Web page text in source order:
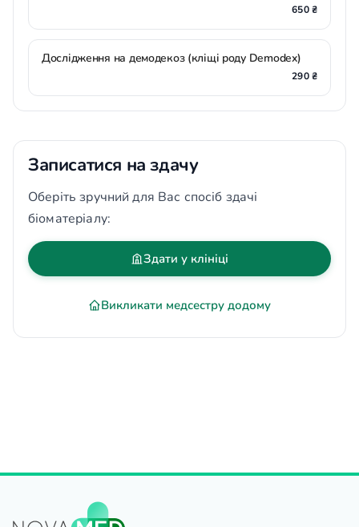
650 ₴
Дослідження на демодекоз (кліщі роду Demodex)
290 ₴
Записатися на здачу
Оберіть зручний для Вас спосіб здачі
біоматеріалу:
Здати у клініці
Викликати медсестру додому